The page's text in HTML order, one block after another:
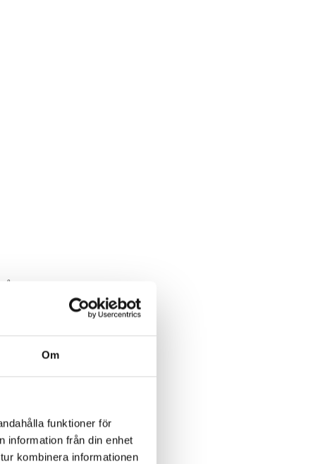
Om
funktioner för
information från din enhet
kombinera informationen